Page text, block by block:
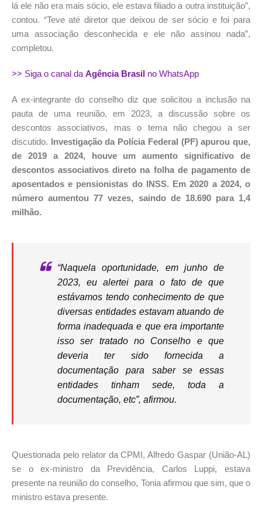
lá ele não era mais sócio, ele estava filiado a outra instituição”,
contou. “Teve até diretor que deixou de ser sócio e foi para
uma associação desconhecida e ele não assinou nada”,
completou.
>> Siga o canal daAgência Brasil no WhatsApp
A ex-integrante do conselho diz que solicitou a inclusão na
pauta de uma reunião, em 2023, a discussão sobre os
descontos associativos, mas o tema não chegou a ser
discutido. Investigação da Polícia Federal (PF) apurou que,
de 2019 a 2024, houve um aumento significativo de
descontos associativos direto na folha de pagamento de
aposentados e pensionistas do INSS. Em 2020 a 2024, o
número aumentou 77 vezes, saindo de 18.690 para 1,4
milhão.
“Naquela oportunidade, em junho de
2023, eu alertei para o fato de que
estávamos tendo conhecimento de que
diversas entidades estavam atuando de
forma inadequada e que era importante
isso ser tratado no Conselho e que
deveria ter sido fornecida a
documentação para saber se essas
entidades tinham sede, toda a
documentação, etc”, afirmou.
Questionada pelo relator da CPMI, Alfredo Gaspar (União-AL)
se o ex-ministro da Previdência, Carlos Luppi, estava
presente na reunião do conselho, Tonia afirmou que sim, que o
ministro estava presente.